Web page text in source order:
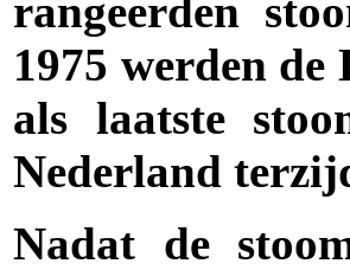
rangeerden
1975 werden
als laatste
Nederland
Nadat de